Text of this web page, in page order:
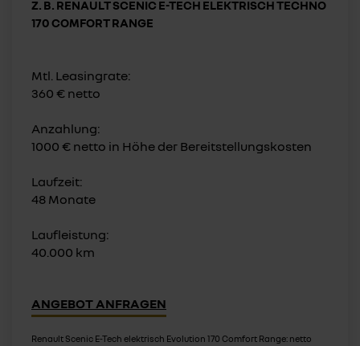
Z. B. RENAULT SCENIC E-TECH ELEKTRISCH TECHNO
170 COMFORT RANGE
Mtl. Leasingrate:
360 € netto
Anzahlung:
1000 € netto in Höhe der Bereitstellungskosten
Laufzeit:
48 Monate
Laufleistung:
40.000 km
ANGEBOT ANFRAGEN
Renault Scenic E-Tech elektrisch Evolution 170 Comfort Range: netto